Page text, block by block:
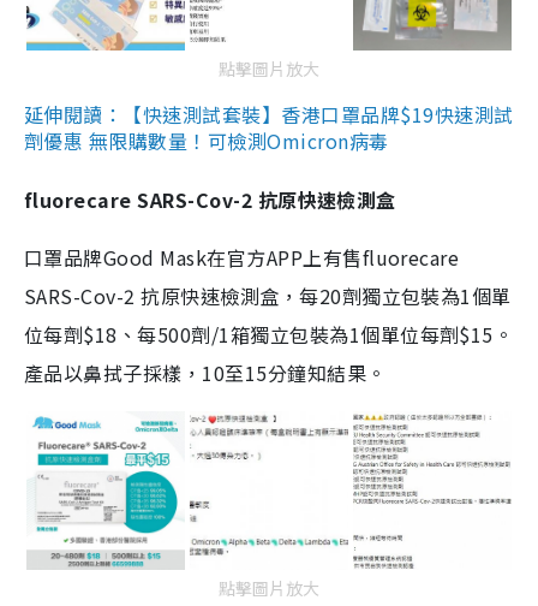
點擊圖片放大
延伸閱讀：【快速測試套裝】香港口罩品牌$19快速測試
劑優惠 無限購數量！可檢測Omicron病毒
fluorecare SARS-Cov-2 抗原快速檢測盒
口罩品牌Good Mask在官方APP上有售fluorecare
SARS-Cov-2 抗原快速檢測盒，每20劑獨立包裝為1個單
位每劑$18、每500劑/1箱獨立包裝為1個單位每劑$15。
產品以鼻拭子採樣，10至15分鐘知結果。
點擊圖片放大